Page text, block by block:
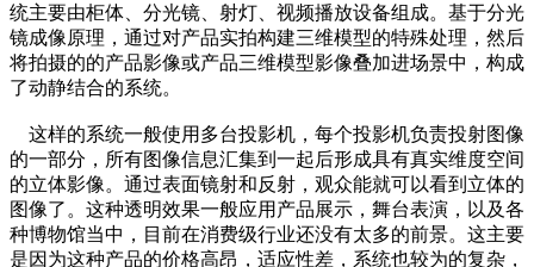
统主要由柜体、分光镜、射灯、视频播放设备组成。基于分光
镜成像原理，通过对产品实拍构建三维模型的特殊处理，然后
将拍摄的的产品影像或产品三维模型影像叠加进场景中，构成
了动静结合的系统。
这样的系统一般使用多台投影机，每个投影机负责投射图像
的一部分，所有图像信息汇集到一起后形成具有真实维度空间
的立体影像。通过表面镜射和反射，观众能就可以看到立体的
图像了。这种透明效果一般应用产品展示，舞台表演，以及各
种博物馆当中，目前在消费级行业还没有太多的前景。这主要
是因为这种产品的价格高昂，适应性差，系统也较为的复杂，